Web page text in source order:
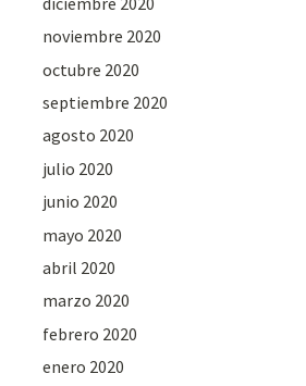
noviembre 2020
octubre 2020
septiembre 2020
agosto 2020
julio 2020
junio 2020
mayo 2020
abril 2020
marzo 2020
febrero 2020
enero 2020